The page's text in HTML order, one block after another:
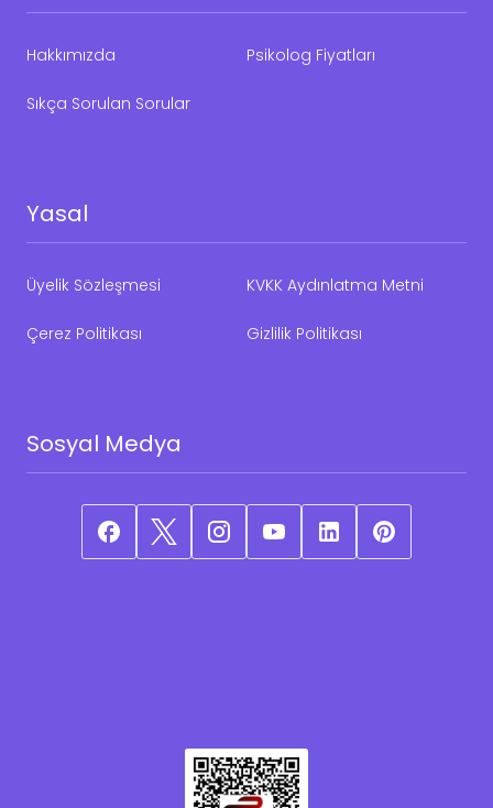
Hakkımızda Psikolog Fiyatları
Sıkça Sorulan Sorular
Yasal
Üyelik Sözleşmesi KVKK Aydınlatma Metni
Çerez Politikası Gizlilik Politikası
Sosyal Medya